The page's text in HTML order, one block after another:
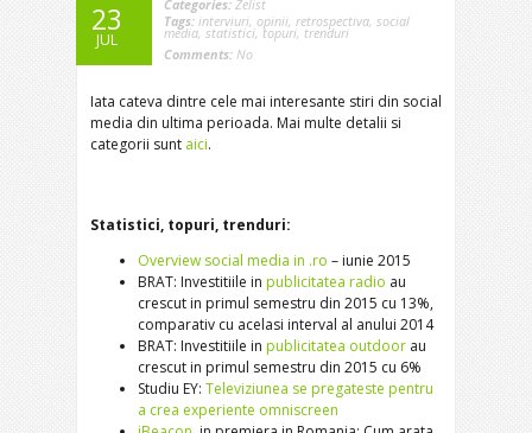
23
JUL
Categories: Zelist
Tags: interviuri, opinii, retrospectiva, social
media, statistici, topuri, trenduri
Comments: No
Iata cateva dintre cele mai interesante stiri din social
media din ultima perioada. Mai multe detalii si
categorii sunt aici.
Statistici, topuri, trenduri:
Overview social media in .ro – iunie 2015
BRAT: Investitiile in publicitatea radio au
crescut in primul semestru din 2015 cu 13%,
comparativ cu acelasi interval al anului 2014
BRAT: Investitiile in publicitatea outdoor au
crescut in primul semestru din 2015 cu 6%
Studiu EY: Televiziunea se pregateste pentru
a crea experiente omniscreen